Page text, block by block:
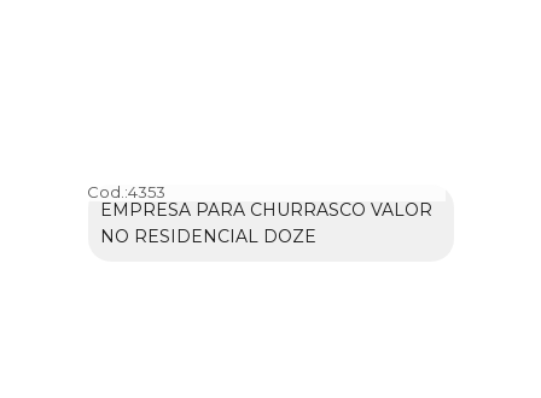
Cod.:4353
EMPRESA PARA CHURRASCO VALOR
NO RESIDENCIAL DOZE